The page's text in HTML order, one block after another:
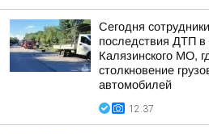
Сегодня
последствия ДТП
Калязинского МО,
столкновение
автомобилей
12:37